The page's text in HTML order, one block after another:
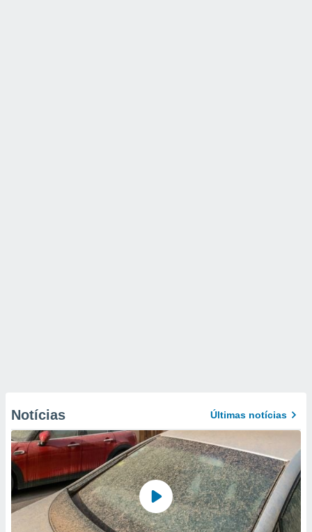
Notícias Últimas notícias